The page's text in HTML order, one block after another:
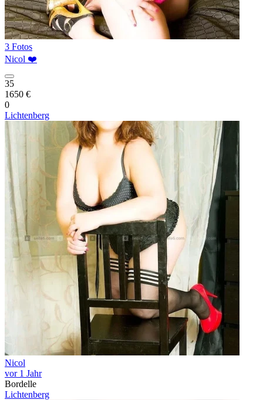
3 Fotos
Nicol ❤️
35
1650 €
0
Lichtenberg
Nicol
vor 1 Jahr
Bordelle
Lichtenberg